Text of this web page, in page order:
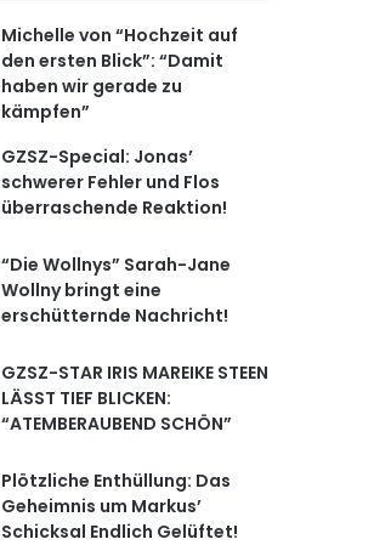
Michelle von “Hochzeit auf
den ersten Blick”: “Damit
haben wir gerade zu
kämpfen”
GZSZ-Special: Jonas’
schwerer Fehler und Flos
überraschende Reaktion!
“Die Wollnys” Sarah-Jane
Wollny bringt eine
erschütternde Nachricht!
GZSZ-STAR IRIS MAREIKE STEEN
LÄSST TIEF BLICKEN:
“ATEMBERAUBEND SCHÖN”
Plötzliche Enthüllung: Das
Geheimnis um Markus’
Schicksal Endlich Gelüftet!